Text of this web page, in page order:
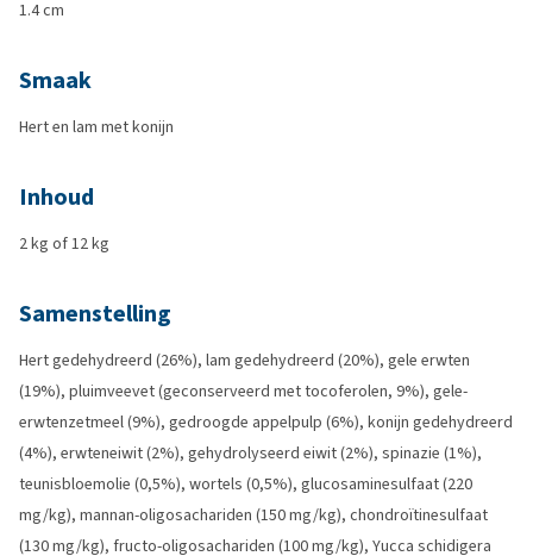
1.4 cm
Smaak
Hert en lam met konijn
Inhoud
2 kg of 12 kg
Samenstelling
Hert gedehydreerd (26%), lam gedehydreerd (20%), gele erwten
(19%), pluimveevet (geconserveerd met tocoferolen, 9%), gele-
erwtenzetmeel (9%), gedroogde appelpulp (6%), konijn gedehydreerd
(4%), erwteneiwit (2%), gehydrolyseerd eiwit (2%), spinazie (1%),
teunisbloemolie (0,5%), wortels (0,5%), glucosaminesulfaat (220
mg/kg), mannan-oligosachariden (150 mg/kg), chondroïtinesulfaat
(130 mg/kg), fructo-oligosachariden (100 mg/kg), Yucca schidigera